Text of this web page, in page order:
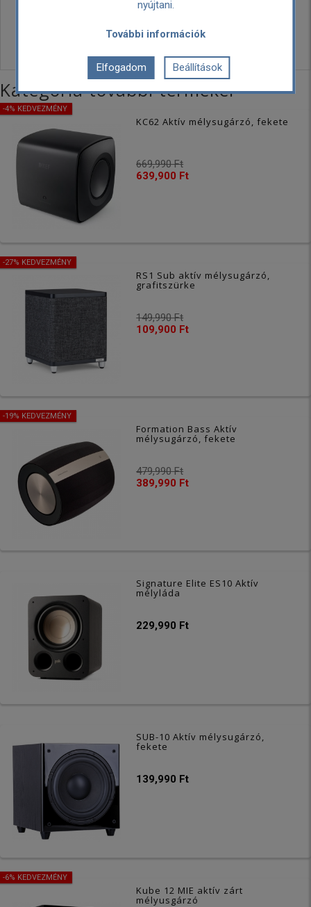
Ingyenes
Kategória további termékei
-4% KEDVEZMÉNY
KC62 Aktív mélysugárzó, fekete
669,990 Ft
639,900 Ft
-27% KEDVEZMÉNY
RS1 Sub aktív mélysugárzó,
grafitszürke
149,990 Ft
109,900 Ft
-19% KEDVEZMÉNY
Formation Bass Aktív
mélysugárzó, fekete
479,990 Ft
389,990 Ft
Signature Elite ES10 Aktív
mélyláda
229,990 Ft
SUB-10 Aktív mélysugárzó,
fekete
139,990 Ft
-6% KEDVEZMÉNY
Kube 12 MIE aktív zárt
mélyusgárzó
nyújtani.
További információk
Elfogadom Beállítások